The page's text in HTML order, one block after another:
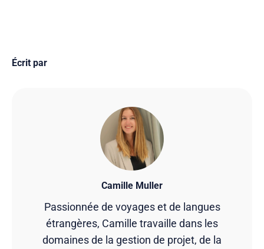
Écrit par
Camille Muller
Passionnée de voyages et de langues
étrangères, Camille travaille dans les
domaines de la gestion de projet, de la